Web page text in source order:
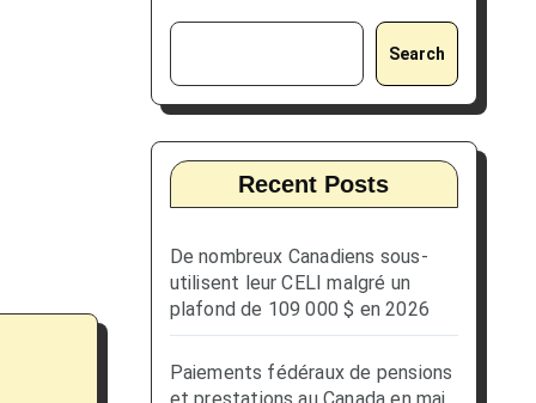
Search
Recent Posts
De nombreux Canadiens sous-
utilisent leur CELI malgré un
plafond de 109 000 $ en 2026
Paiements fédéraux de pensions